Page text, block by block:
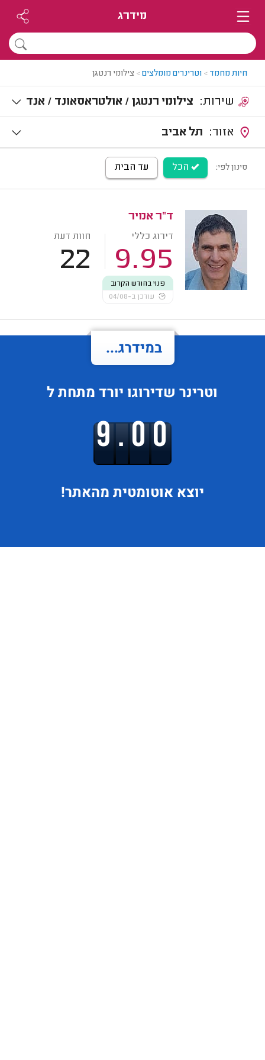
מידרג
חיות מחמד > וטרינרים מומלצים> צילומי רנטגן
צילומי רנטגן / אולטראסאונד / אנד
וסקופיה
תל אביב
סינון לפי: הכל עד הבית
ד"ר אמיר
דירוג כללי
9.95
חוות דעת
22
פנוי בחודש הקרוב
עודכן ב-04/08
במידרג...
וטרינר שדירוגו יורד מתחת ל
9.00
יוצא אוטומטית מהאתר!